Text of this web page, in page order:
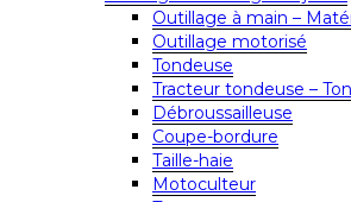
Outillage à main –
Outillage motorisé
Tondeuse
Tracteur tondeuse –
Débroussailleuse
Coupe-bordure
Taille-haie
Motoculteur